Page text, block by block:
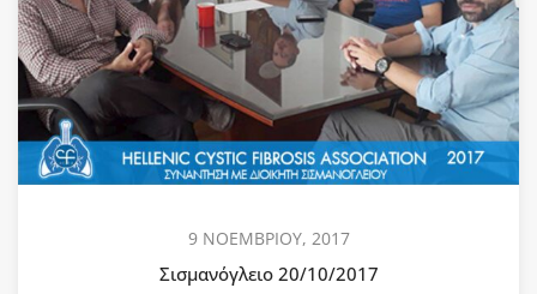
9 ΝΟΕΜΒΡΙΟΥ, 2017
Σισμανόγλειο 20/10/2017